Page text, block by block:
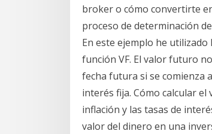
broker o cómo convertirte
proceso de determinación
En este ejemplo he
función VF. El valor futuro
fecha futura si se comienza
interés fija. Cómo calcular
inflación y las tasas de
valor del dinero en una